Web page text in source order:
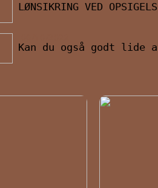
LØNSIKRING VED
Kan du også godt lide